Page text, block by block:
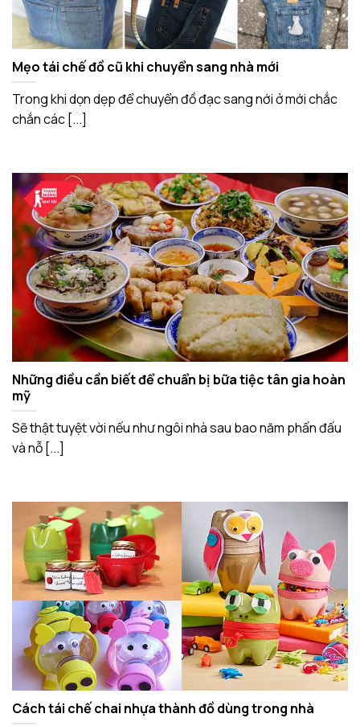
Mẹo tái chế đồ cũ khi chuyển sang nhà mới
Trong khi dọn dẹp để chuyển đồ đạc sang nới ở mới chắc
chắn các [...]
Những điều cần biết để chuẩn bị bữa tiệc tân gia hoàn
mỹ
Sẽ thật tuyệt vời nếu như ngôi nhà sau bao năm phấn đấu
và nỗ [...]
Cách tái chế chai nhựa thành đồ dùng trong nhà